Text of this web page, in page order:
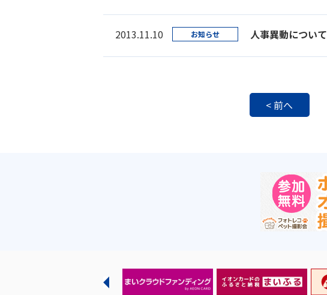
2013.11.10 お知らせ 人事異動について
< 前へ